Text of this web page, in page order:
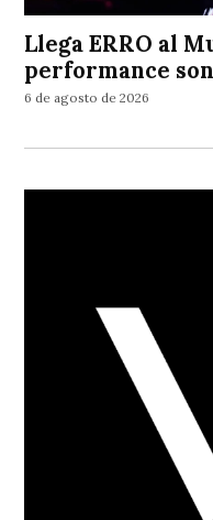
Llega ERRO al
performance
6 de agosto de 2026